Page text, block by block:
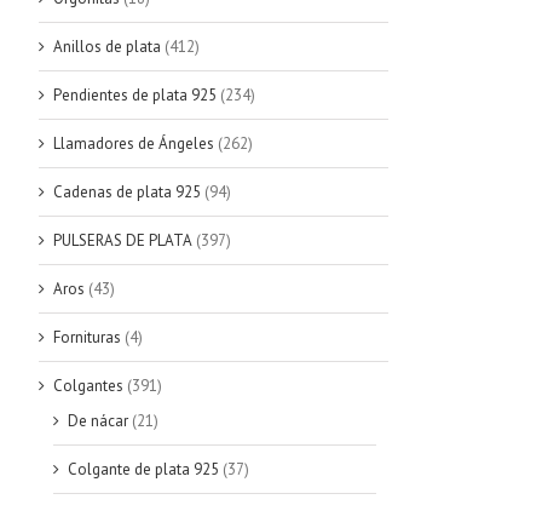
Anillos de plata (412)
Pendientes de plata 925 (234)
Llamadores de Ángeles (262)
Cadenas de plata 925 (94)
PULSERAS DE PLATA (397)
Aros (43)
Fornituras (4)
Colgantes (391)
De nácar (21)
Colgante de plata 925 (37)